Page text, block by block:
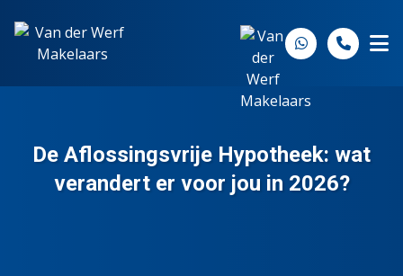
De Aflossingsvrije Hypotheek: wat
verandert er voor jou in 2026?